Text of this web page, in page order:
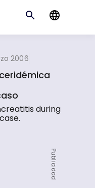
2006
during
Publicidad